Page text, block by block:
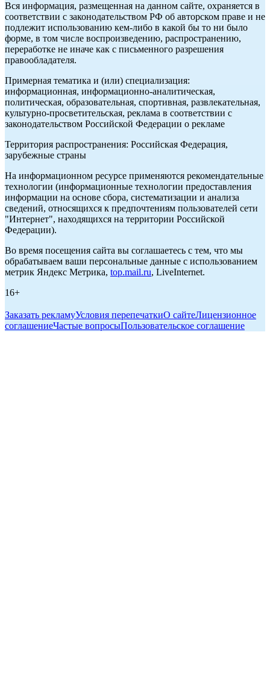
Вся информация, размещенная на данном сайте, охраняется в
соответствии с законодательством РФ об авторском праве и не
подлежит использованию кем-либо в какой бы то ни было
форме, в том числе воспроизведению, распространению,
переработке не иначе как с письменного разрешения
правообладателя.
Примерная тематика и (или) специализация:
информационная, информационно-аналитическая,
политическая, образовательная, спортивная, развлекательная,
культурно-просветительская, реклама в соответствии с
законодательством Российской Федерации о рекламе
Территория распространения: Российская Федерация,
зарубежные страны
На информационном ресурсе применяются рекомендательные
технологии (информационные технологии предоставления
информации на основе сбора, систематизации и анализа
сведений, относящихся к предпочтениям пользователей сети
"Интернет", находящихся на территории Российской
Федерации).
Во время посещения сайта вы соглашаетесь с тем, что мы
обрабатываем ваши персональные данные с использованием
метрик Яндекс Метрика, top.mail.ru, LiveInternet.
16+
Заказать рекламуУсловия перепечаткиО сайтеЛицензионное
соглашениеЧастые вопросыПользовательское соглашение